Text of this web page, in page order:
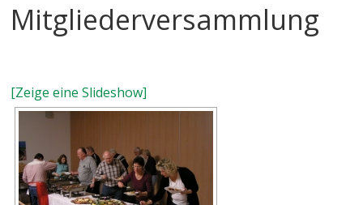
Mitgliederversammlung
[Zeige eine Slideshow]